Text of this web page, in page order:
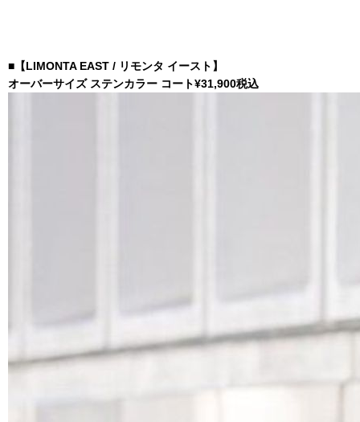
■【LIMONTA EAST / リモンタ イースト】
オーバーサイズ ステンカラー コート¥31,900税込